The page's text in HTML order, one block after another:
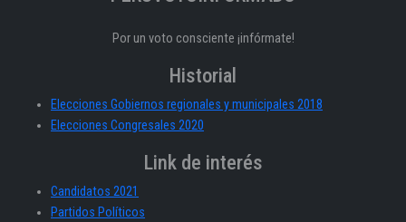
Por un voto consciente ¡infórmate!
Historial
Elecciones Gobiernos regionales y municipales 2018
Elecciones Congresales 2020
Link de interés
Candidatos 2021
Partidos Políticos